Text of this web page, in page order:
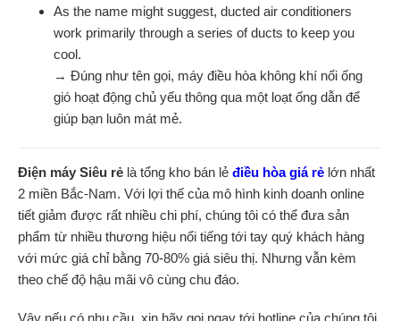
As the name might suggest, ducted air conditioners
work primarily through a series of ducts to keep you
cool.
→ Đúng như tên gọi, máy điều hòa không khí nối ống
gió hoạt động chủ yếu thông qua một loạt ống dẫn để
giúp bạn luôn mát mẻ.
Điện máy Siêu rẻ là tổng kho bán lẻ điều hòa giá rẻ lớn nhất
2 miền Bắc-Nam. Với lợi thế của mô hình kinh doanh online
tiết giảm được rất nhiều chi phí, chúng tôi có thể đưa sản
phẩm từ nhiều thương hiệu nổi tiếng tới tay quý khách hàng
với mức giá chỉ bằng 70-80% giá siêu thị. Nhưng vẫn kèm
theo chế độ hậu mãi vô cùng chu đáo.